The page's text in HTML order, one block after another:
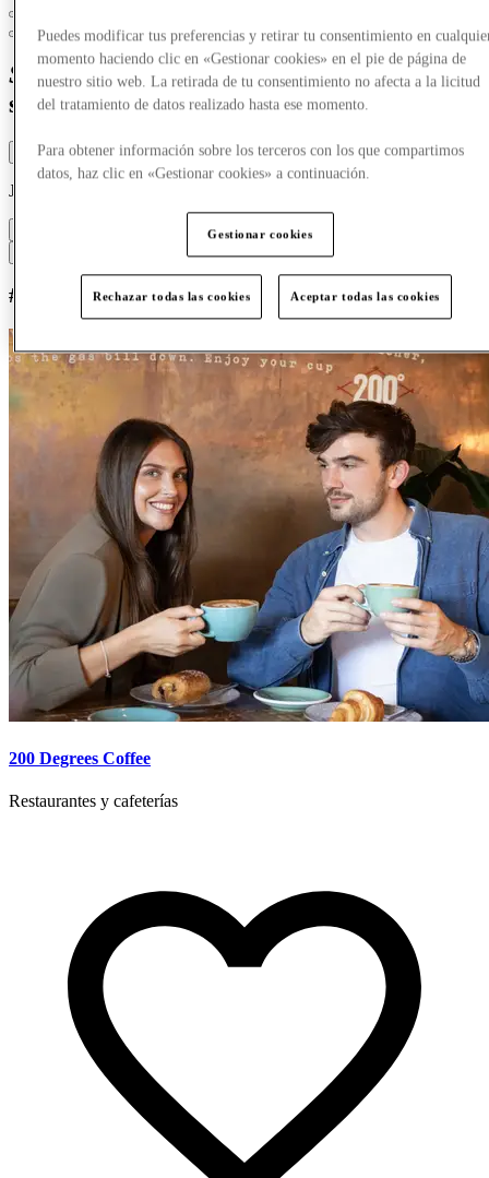
Savourdelicious flavours and relax in
style
Filter by categories
Jump to section
h i j k l
z
#
200 Degrees Coffee
Restaurantes y cafeterías
Puedes modificar tus preferencias y retirar tu consentimiento en
momento haciendo clic en «Gestionar cookies» en el pie de página de
nuestro sitio web. La retirada de tu consentimiento no afecta a la licitud
del tratamiento de datos realizado hasta ese momento.
Para obtener información sobre los terceros con los que compartimos
datos, haz clic en «Gestionar cookies» a continuación.
Gestionar cookies
Rechazar todas las cookies Aceptar todas las cookies